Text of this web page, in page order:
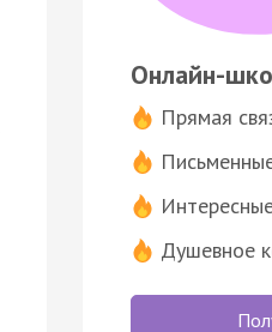
Онлайн-
Прямая
Душевное